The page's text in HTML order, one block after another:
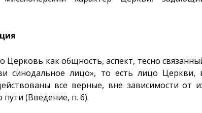
как общность, аспект, тесно
синодальное лицо», то есть лицо Церкви,
все верные, вне зависимости от
пути (Введение, п. 6).